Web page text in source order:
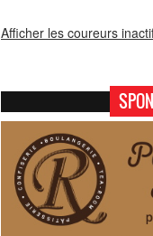
Afficher les coureurs